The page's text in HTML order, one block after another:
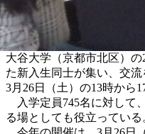
大谷大学（京都市北区）
た新入生同士が集い、交
3月26日（土）の13時から
入学定員745名に対して
る場としても役立っている